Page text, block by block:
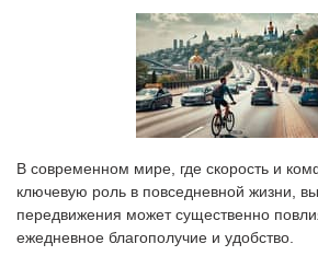
В современном мире, где скорость и
ключевую роль в повседневной жизни,
передвижения может существенно
ежедневное благополучие и удобство.